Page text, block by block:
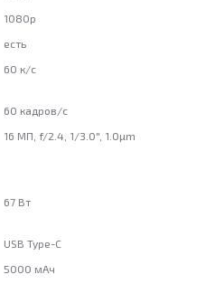
1080p
есть
60 к/c
60 кадров/с
16 МП, f/2.4, 1/3.0", 1.0µm
67 Вт
USB Type-C
5000 мАч